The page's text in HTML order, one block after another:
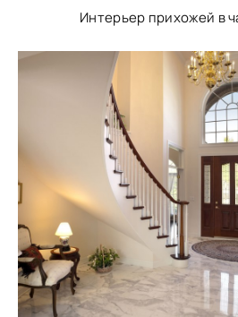
Интерьер прихожей в